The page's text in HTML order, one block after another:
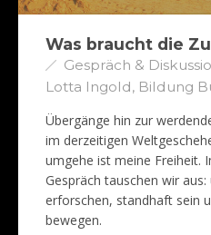
Was braucht die
Gespräch &
Lotta Ingold, Bildung
Übergänge hin zur
im derzeitigen
umgehe ist meine Freiheit.
Gespräch tauschen wir
erforschen, standhaft sein
bewegen.